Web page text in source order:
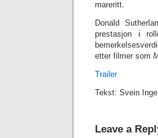
mareritt.
Donald
prestasjon i
etter filmer som
Trailer
Tekst: Svein
Leave a